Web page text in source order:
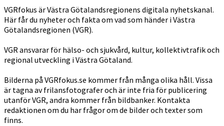
VGRfokus är Västra Götalandsregionens digitala nyhetskanal.
Här får du nyheter och fakta om vad som händer i Västra
Götalandsregionen (VGR).
VGR ansvarar för hälso- och sjukvård, kultur, kollektivtrafik och
regional utveckling i Västra Götaland.
Bilderna på VGRfokus.se kommer från många olika håll. Vissa
är tagna av frilansfotografer och är inte fria för publicering
utanför VGR, andra kommer från bildbanker. Kontakta
redaktionen om du har frågor om de bilder och texter som
finns.